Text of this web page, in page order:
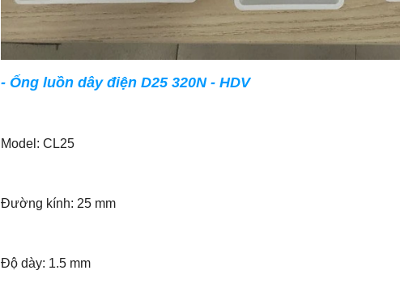
- Ống luồn dây điện D25 320N - HDV
Model: CL25
Đường kính: 25 mm
Độ dày: 1.5 mm